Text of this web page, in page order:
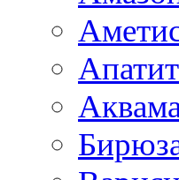
Апатит